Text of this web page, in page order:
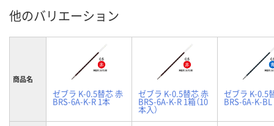
他のバリエーション
商品名
ゼブラ K-0.5替芯 赤
BRS-6A-K-R 1本
ゼブラ K-0.5替芯 赤
BRS-6A-K-R 1箱（10
本入）
ゼブラ K-0.5
BRS-6A-K-